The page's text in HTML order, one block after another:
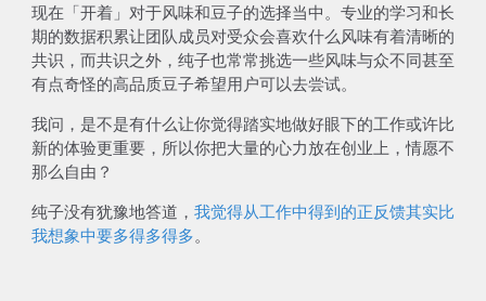
现在「开着」对于风味和豆子的选择当中。专业的学习和长
期的数据积累让团队成员对受众会喜欢什么风味有着清晰的
共识，而共识之外，纯子也常常挑选一些风味与众不同甚至
有点奇怪的高品质豆子希望用户可以去尝试。
我问，是不是有什么让你觉得踏实地做好眼下的工作或许比
新的体验更重要，所以你把大量的心力放在创业上，情愿不
那么自由？
纯子没有犹豫地答道， 我觉得从工作中得到的正反馈其实比
我想象中要多得多得多。